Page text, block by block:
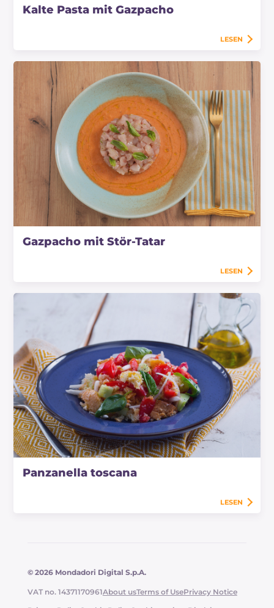
Kalte Pasta mit Gazpacho
LESEN
Gazpacho mit Stör-Tatar
LESEN
Panzanella toscana
LESEN
© 2026 Mondadori Digital S.p.A.
VAT no. 14371170961About usTerms of UsePrivacy Notice